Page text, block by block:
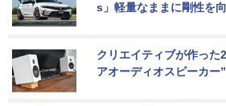
s」軽量なままに剛性を
クリエイティブが作った
アオーディオスピーカー”